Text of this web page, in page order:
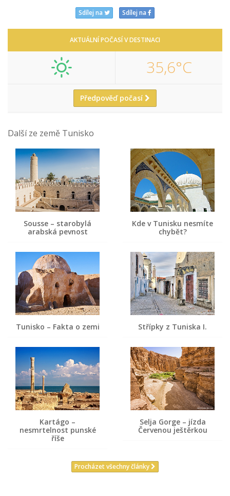
Sdílej na Sdílej na
AKTUÁLNÍ POČASÍ V DESTINACI
35,6°C
Předpověď počasí
Další ze země Tunisko
Sousse – starobylá
arabská pevnost
Kde v Tunisku nesmíte
chybět?
Tunisko – Fakta o zemi Střípky z Tuniska I.
Kartágo –
nesmrtelnost punské
říše
Selja Gorge – jízda
Červenou ještěrkou
Procházet všechny články